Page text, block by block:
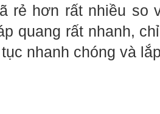
rẻ hơn rất nhiều so
quang rất nhanh,
nhanh chóng và